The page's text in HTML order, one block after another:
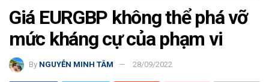
Giá EURGBP không thể phá vỡ
mức kháng cự của phạm vi
By NGUYỄN MINH TÂM 28/09/2022